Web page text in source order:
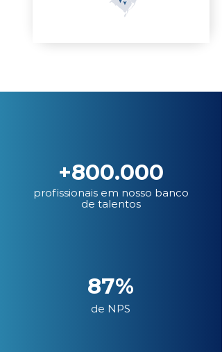
+800.000
profissionais em nosso banco
de talentos
87%
de NPS